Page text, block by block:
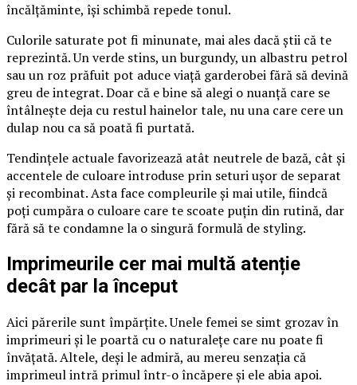
încălțăminte, își schimbă repede tonul.
Culorile saturate pot fi minunate, mai ales dacă știi că te
reprezintă. Un verde stins, un burgundy, un albastru petrol
sau un roz prăfuit pot aduce viață garderobei fără să devină
greu de integrat. Doar că e bine să alegi o nuanță care se
întâlnește deja cu restul hainelor tale, nu una care cere un
dulap nou ca să poată fi purtată.
Tendințele actuale favorizează atât neutrele de bază, cât și
accentele de culoare introduse prin seturi ușor de separat
și recombinat. Asta face compleurile și mai utile, fiindcă
poți cumpăra o culoare care te scoate puțin din rutină, dar
fără să te condamne la o singură formulă de styling.
Imprimeurile cer mai multă atenție
decât par la început
Aici părerile sunt împărțite. Unele femei se simt grozav în
imprimeuri și le poartă cu o naturalețe care nu poate fi
învățată. Altele, deși le admiră, au mereu senzația că
imprimeul intră primul într-o încăpere și ele abia apoi.